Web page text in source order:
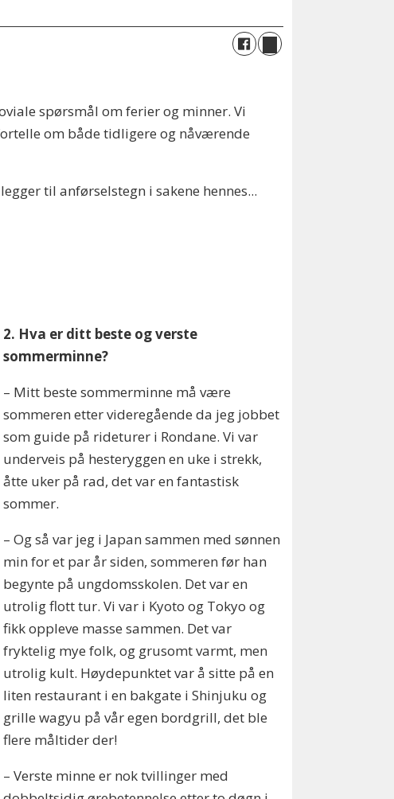
spørsmål om ferier og minner. Vi
om både tidligere og nåværende
til anførselstegn i sakene hennes...
2. Hva er ditt beste og verste
sommerminne?
– Mitt beste sommerminne må være
sommeren etter videregående da jeg jobbet
som guide på rideturer i Rondane. Vi var
underveis på hesteryggen en uke i strekk,
åtte uker på rad, det var en fantastisk
sommer.
– Og så var jeg i Japan sammen med sønnen
min for et par år siden, sommeren før han
begynte på ungdomsskolen. Det var en
utrolig flott tur. Vi var i Kyoto og Tokyo og
fikk oppleve masse sammen. Det var
fryktelig mye folk, og grusomt varmt, men
utrolig kult. Høydepunktet var å sitte på en
liten restaurant i en bakgate i Shinjuku og
grille wagyu på vår egen bordgrill, det ble
flere måltider der!
– Verste minne er nok tvillinger med